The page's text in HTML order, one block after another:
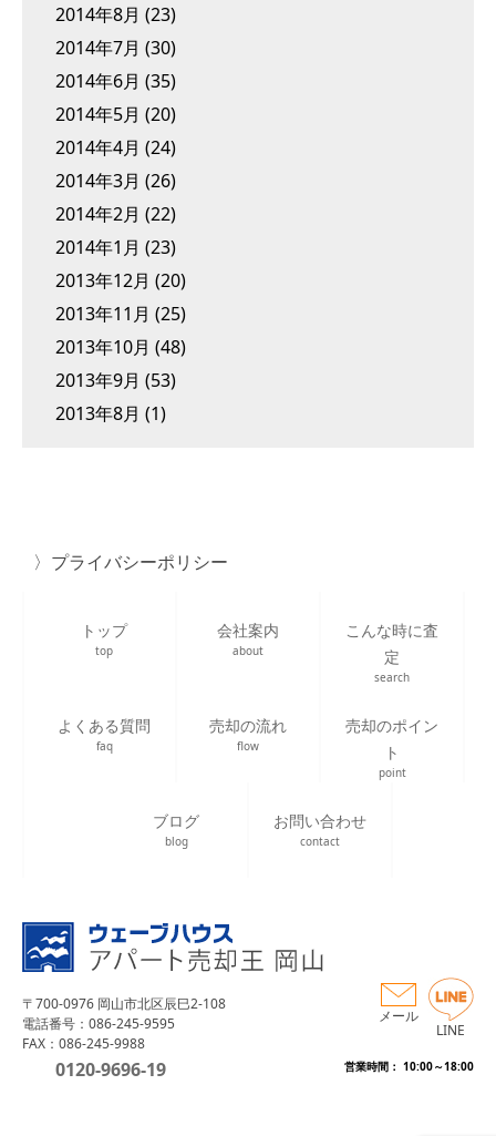
2014年8月 (23)
2014年7月 (30)
2014年6月 (35)
2014年5月 (20)
2014年4月 (24)
2014年3月 (26)
2014年2月 (22)
2014年1月 (23)
2013年12月 (20)
2013年11月 (25)
2013年10月 (48)
2013年9月 (53)
2013年8月 (1)
プライバシーポリシー
トップ
top
会社案内
about
こんな時に査
定
search
よくある質問
faq
売却の流れ
flow
売却のポイン
ト
point
ブログ
blog
お問い合わせ
contact
〒700-0976 岡山市北区辰巳2-108
電話番号：086-245-9595
FAX：086-245-9988
0120-9696-19 営業時間： 10:00～18:00
メール
LINE